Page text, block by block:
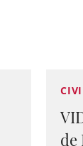
de